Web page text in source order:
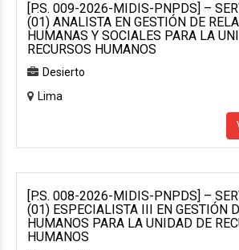
[P.S. 009-2026-MIDIS-PNPDS] –
(01) ANALISTA EN GESTIÓN DE
HUMANAS Y SOCIALES PARA LA
RECURSOS HUMANOS
Desierto
Lima
[P.S. 008-2026-MIDIS-PNPDS] –
(01) ESPECIALISTA III EN GESTIÓN
HUMANOS PARA LA UNIDAD DE
HUMANOS